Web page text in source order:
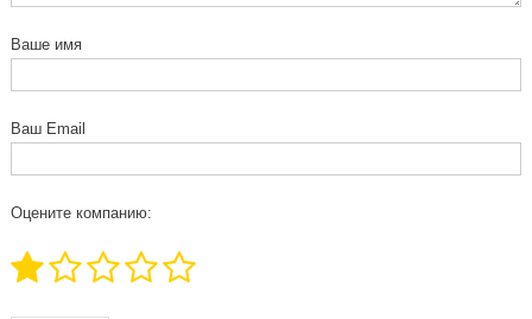
Ваше имя
Ваш Email
Оцените компанию: